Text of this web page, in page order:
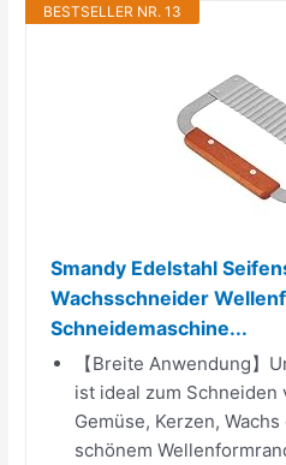
BESTSELLER NR. 13
Smandy Edelstahl
Wachsschneider
Schneidemaschine...
【Breite Anwendung】
ist ideal zum Schneiden
Gemüse, Kerzen,
schönem